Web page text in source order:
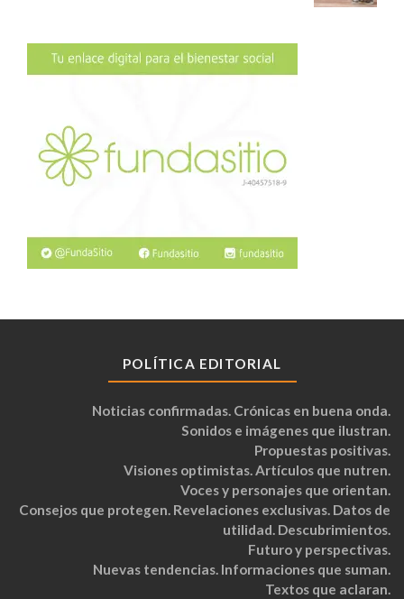
POLÍTICA EDITORIAL
Noticias confirmadas. Crónicas en buena onda.
Sonidos e imágenes que ilustran.
Propuestas positivas.
Visiones optimistas. Artículos que nutren.
Voces y personajes que orientan.
Consejos que protegen. Revelaciones exclusivas. Datos de
utilidad. Descubrimientos.
Futuro y perspectivas.
Nuevas tendencias. Informaciones que suman.
Textos que aclaran.